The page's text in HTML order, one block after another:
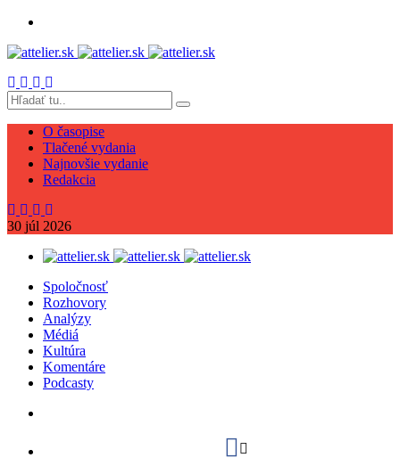
O časopise
Tlačené vydania
Najnovšie vydanie
Redakcia
30 júl 2026
Spoločnosť
Rozhovory
Analýzy
Médiá
Kultúra
Komentáre
Podcasty